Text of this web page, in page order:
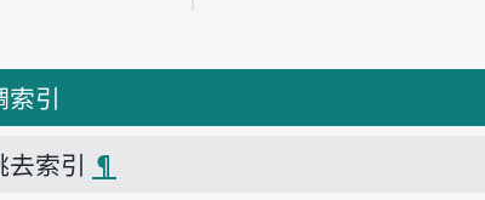
索引
索引 ¶